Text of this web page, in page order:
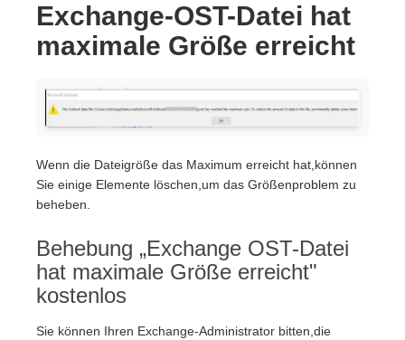
Exchange-OST-Datei hat
maximale Größe erreicht
Wenn die Dateigröße das Maximum erreicht hat,können
Sie einige Elemente löschen,um das Größenproblem zu
beheben.
Behebung „Exchange OST-Datei
hat maximale Größe erreicht"
kostenlos
Sie können Ihren Exchange-Administrator bitten,die